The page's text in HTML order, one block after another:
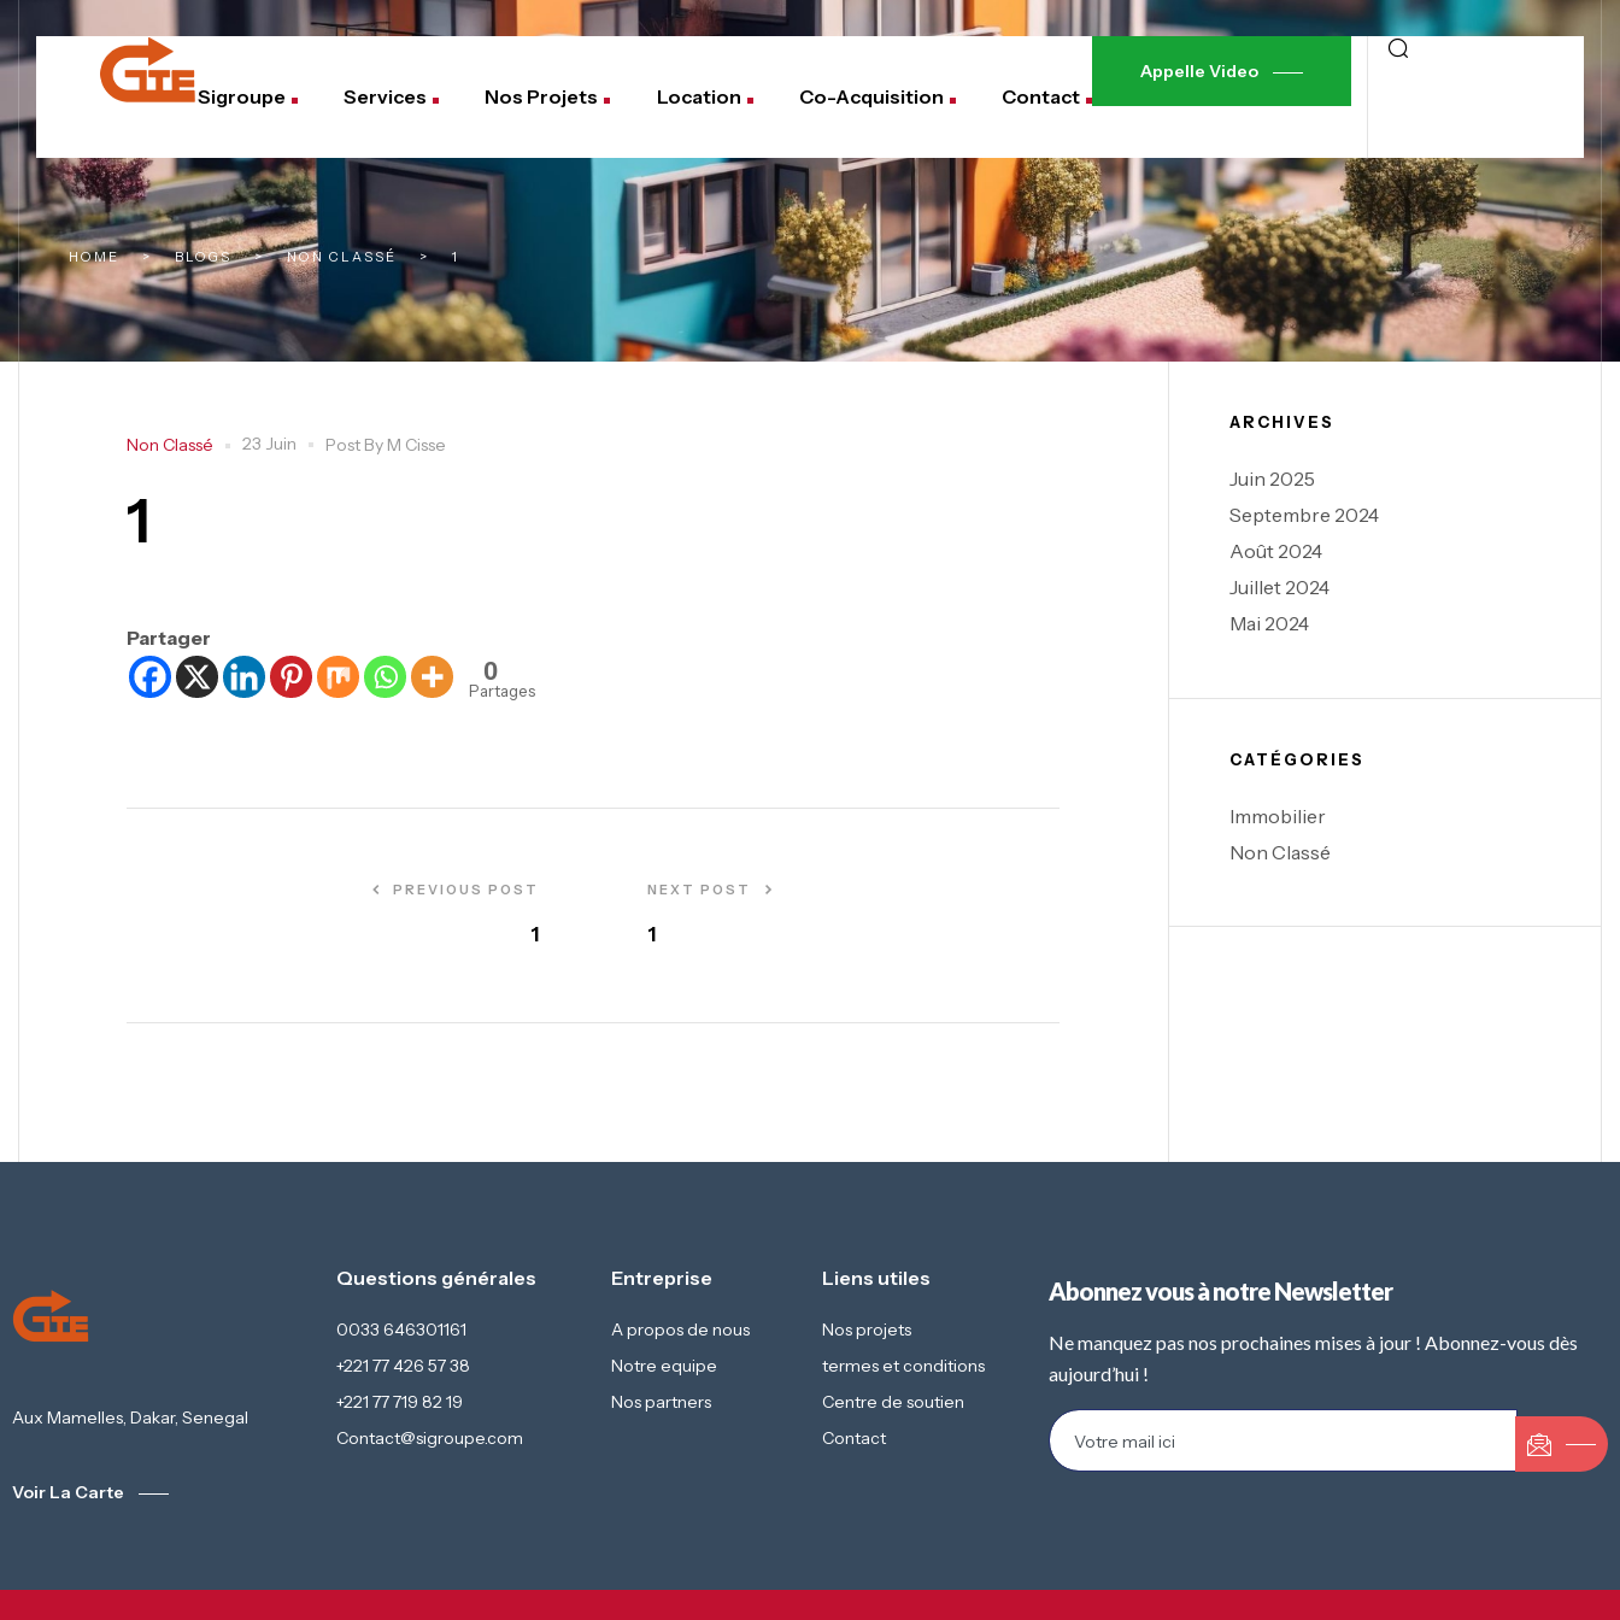
Sigroupe Services Nos Projets Location Co-Acquisition Contact
Appelle Video
HOME > BLOGS > NON CLASSÉ > 1
Non Classé 23 Juin Post By M Cisse
1
Partager
0
Partages
PREVIOUS POST
1
NEXT POST
1
ARCHIVES
Juin 2025
Septembre 2024
Août 2024
Juillet 2024
Mai 2024
CATÉGORIES
Immobilier
Non Classé
Aux Mamelles, Dakar, Senegal
Voir La Carte
Questions générales
0033 646301161
+221 77 426 57 38
+221 77 719 82 19
Contact@sigroupe.com
Entreprise
A propos de nous
Notre equipe
Nos partners
Liens utiles
Nos projets
termes et conditions
Centre de soutien
Contact
Abonnez vous à notre Newsletter
Ne manquez pas nos prochaines mises à jour ! Abonnez-vous dès
aujourd’hui !